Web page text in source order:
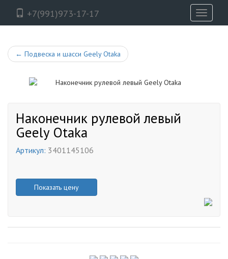
+7(991)973-17-17
Toggle
← Подвеска и шасси Geely Otaka
Наконечник рулевой левый
Geely Otaka
Артикул: 3401145106
Показать цену